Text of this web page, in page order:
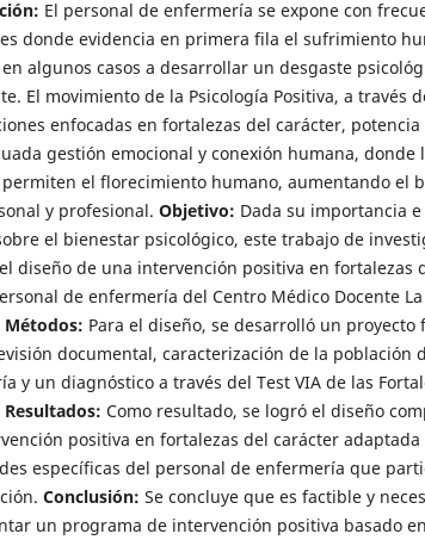
El personal de enfermería se expone con
donde evidencia en primera fila el sufrimiento
algunos casos a desarrollar un desgaste
El movimiento de la Psicología Positiva, a través
enfocadas en fortalezas del carácter,
gestión emocional y conexión humana, donde
el florecimiento humano, aumentando el
y profesional. Objetivo: Dada su importancia
el bienestar psicológico, este trabajo de
diseño de una intervención positiva en fortalezas
de enfermería del Centro Médico Docente
Métodos: Para el diseño, se desarrolló un proyecto
documental, caracterización de la población
y un diagnóstico a través del Test VIA de las
Resultados: Como resultado, se logró el diseño
positiva en fortalezas del carácter adaptada
específicas del personal de enfermería que
Conclusión: Se concluye que es factible y
un programa de intervención positiva basado